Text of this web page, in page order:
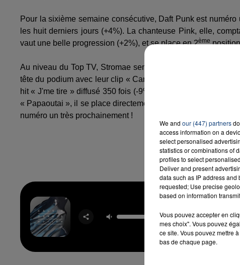
7h00 - 12h00
LA TEAM DU WEEK-END
Pour la sixième semaine consécutive, Daft Punk est
les huit derniers jours (+4%). La chanteuse Pink, elle,
vaut une belle progression (+2%), et se place en 2ème
Au niveau du Top TV, Stromae semble faire de l'ombre à
tête du podium avec leur clip « Can't hold us », diffusé 384
hit « J'me tire » diffusé 350 fois (-9%). Mais la surprise de
« Papaoutai », il se place directement en 3
position du
numéro un très prochainement !
Summer
CALVIN
We and our (447) partners
access information on a
select personalised
statistics or combinations of
profiles to select
Deliver and present
data such as IP address
requested; Use precise
based on information
Vous pouvez accepter en
mes choix". Vous pouvez
ce site. Vous pouvez mettre
bas de chaque page.